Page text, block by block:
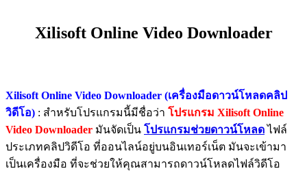
Xilisoft Online Video Downloader
Xilisoft Online Video Downloader (เครื่องมือดาวน์โหลดคลิป
วิดีโอ) : สำหรับโปรแกรมนี้มีชื่อว่า โปรแกรม Xilisoft Online
Video Downloader มันจัดเป็น โปรแกรมช่วยดาวน์โหลดไฟล์
ประเภทคลิปวิดีโอ ที่ออนไลน์อยู่บนอินเทอร์เน็ต มันจะเข้ามา
เป็นเครื่องมือ ที่จะช่วยให้คุณสามารถดาวน์โหลดไฟล์วิดีโอ